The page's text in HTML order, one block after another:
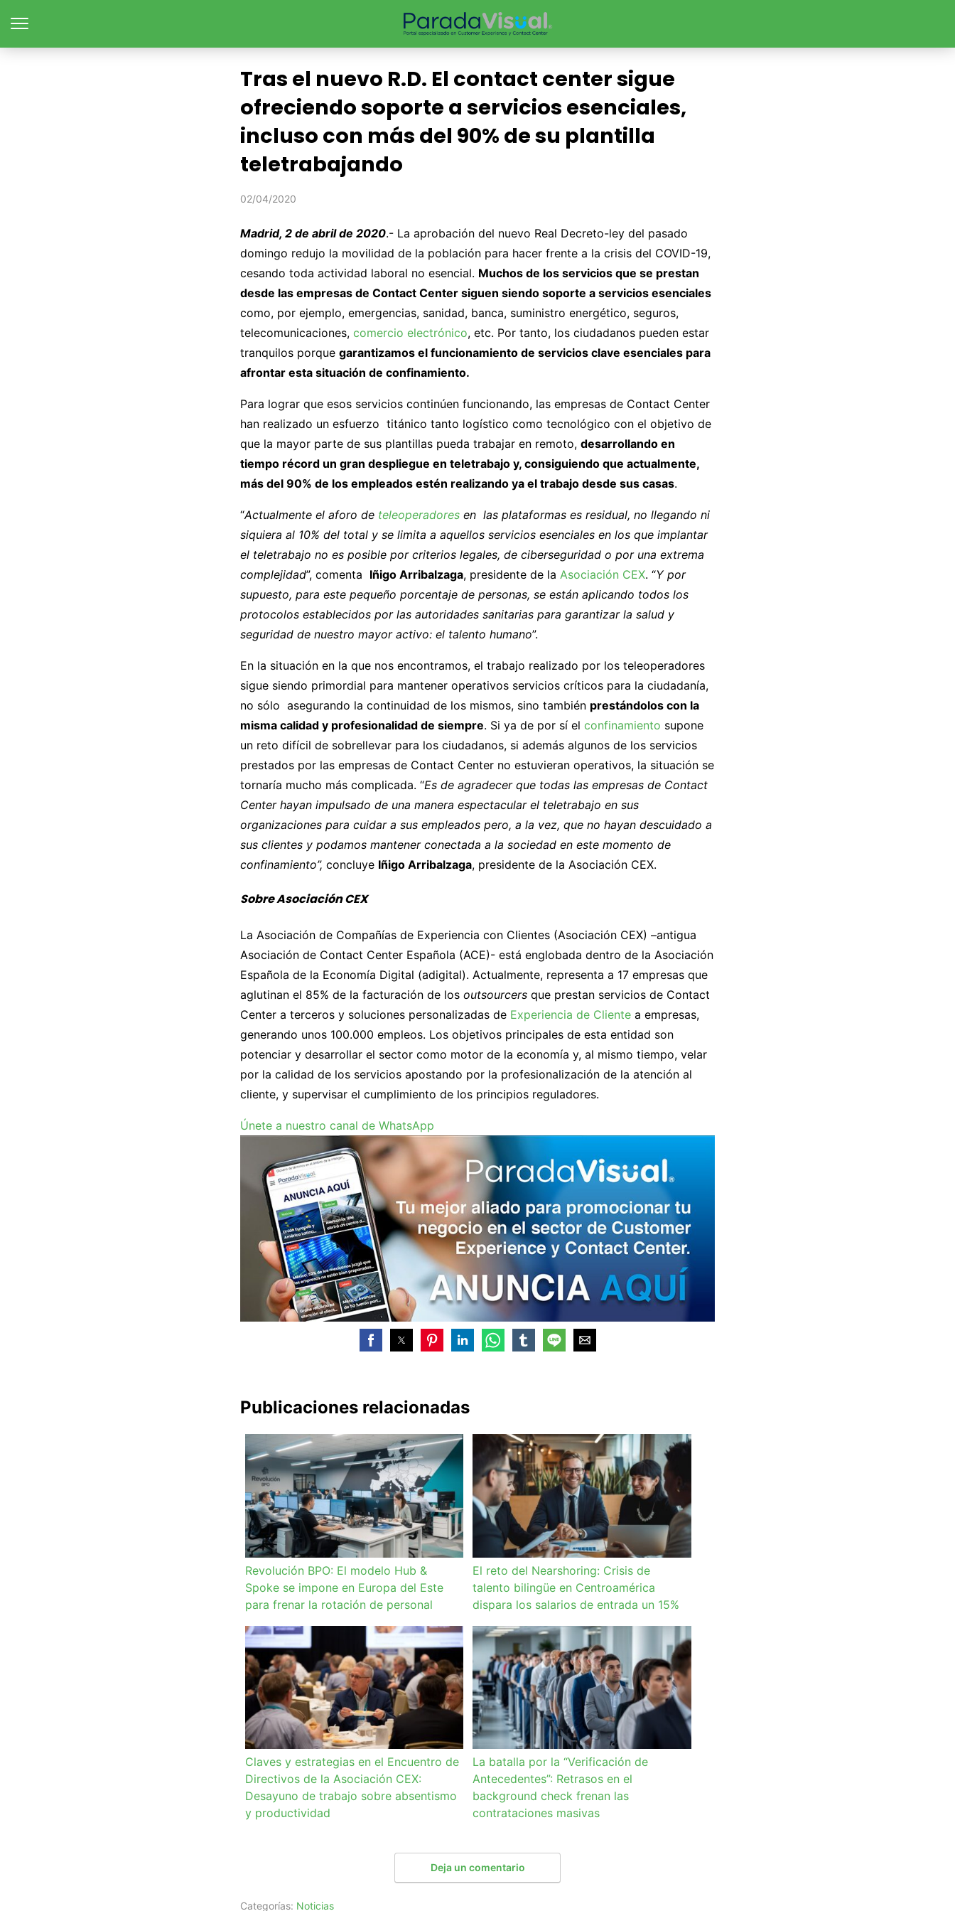
Tras el nuevo R.D. El contact center sigue
ofreciendo soporte a servicios esenciales,
incluso con más del 90% de su plantilla
teletrabajando
02/04/2020
Madrid, 2 de abril de 2020.- La aprobación del nuevo Real Decreto-ley del pasado
domingo redujo la movilidad de la población para hacer frente a la crisis del COVID-19,
cesando toda actividad laboral no esencial. Muchos de los servicios que se prestan
desde las empresas de Contact Center siguen siendo soporte a servicios esenciales
como, por ejemplo, emergencias, sanidad, banca, suministro energético, seguros,
telecomunicaciones, comercio electrónico, etc. Por tanto, los ciudadanos pueden estar
tranquilos porque garantizamos el funcionamiento de servicios clave esenciales para
afrontar esta situación de confinamiento.
Para lograr que esos servicios continúen funcionando, las empresas de Contact Center
han realizado un esfuerzo titánico tanto logístico como tecnológico con el objetivo de
que la mayor parte de sus plantillas pueda trabajar en remoto, desarrollando en
tiempo récord un gran despliegue en teletrabajo y, consiguiendo que actualmente,
más del 90% de los empleados estén realizando ya el trabajo desde sus casas.
“Actualmente el aforo de teleoperadores en las plataformas es residual, no llegando ni
siquiera al 10% del total y se limita a aquellos servicios esenciales en los que implantar
el teletrabajo no es posible por criterios legales, de ciberseguridad o por una extrema
complejidad”, comenta Iñigo Arribalzaga, presidente de la Asociación CEX. “Y por
supuesto, para este pequeño porcentaje de personas, se están aplicando todos los
protocolos establecidos por las autoridades sanitarias para garantizar la salud y
seguridad de nuestro mayor activo: el talento humano”.
En la situación en la que nos encontramos, el trabajo realizado por los teleoperadores
sigue siendo primordial para mantener operativos servicios críticos para la ciudadanía,
no sólo asegurando la continuidad de los mismos, sino también prestándolos con la
misma calidad y profesionalidad de siempre. Si ya de por sí el confinamiento supone
un reto difícil de sobrellevar para los ciudadanos, si además algunos de los servicios
prestados por las empresas de Contact Center no estuvieran operativos, la situación se
tornaría mucho más complicada. “Es de agradecer que todas las empresas de Contact
Center hayan impulsado de una manera espectacular el teletrabajo en sus
organizaciones para cuidar a sus empleados pero, a la vez, que no hayan descuidado a
sus clientes y podamos mantener conectada a la sociedad en este momento de
confinamiento”, concluye Iñigo Arribalzaga, presidente de la Asociación CEX.
Sobre Asociación CEX
La Asociación de Compañías de Experiencia con Clientes (Asociación CEX) –antigua
Asociación de Contact Center Española (ACE)- está englobada dentro de la Asociación
Española de la Economía Digital (adigital). Actualmente, representa a 17 empresas que
aglutinan el 85% de la facturación de los outsourcers que prestan servicios de Contact
Center a terceros y soluciones personalizadas de Experiencia de Cliente a empresas,
generando unos 100.000 empleos. Los objetivos principales de esta entidad son
potenciar y desarrollar el sector como motor de la economía y, al mismo tiempo, velar
por la calidad de los servicios apostando por la profesionalización de la atención al
cliente, y supervisar el cumplimiento de los principios reguladores.
Únete a nuestro canal de WhatsApp
Publicaciones relacionadas
Revolución BPO: El modelo Hub &
Spoke se impone en Europa del Este
para frenar la rotación de personal
El reto del Nearshoring: Crisis de
talento bilingüe en Centroamérica
dispara los salarios de entrada un 15%
Claves y estrategias en el Encuentro de
Directivos de la Asociación CEX:
Desayuno de trabajo sobre absentismo
y productividad
La batalla por la “Verificación de
Antecedentes”: Retrasos en el
background check frenan las
contrataciones masivas
Deja un comentario
Categorías: Noticias